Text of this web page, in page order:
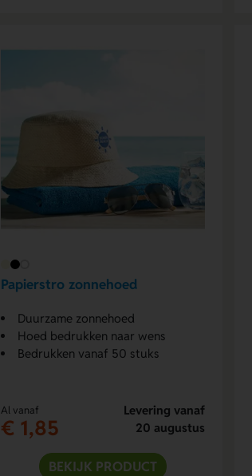
Papierstro zonnehoed
Duurzame zonnehoed
Hoed bedrukken naar wens
Bedrukken vanaf 50 stuks
Al vanaf
€ 1,85
Levering vanaf
20 augustus
BEKIJK PRODUCT